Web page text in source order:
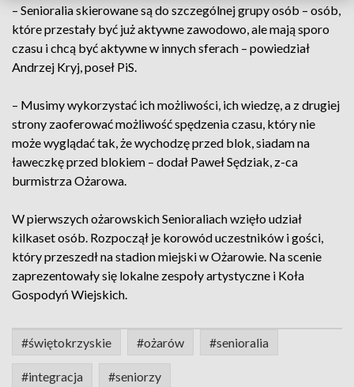
– Senioralia skierowane są do szczególnej grupy osób – osób,
które przestały być już aktywne zawodowo, ale mają sporo
czasu i chcą być aktywne w innych sferach – powiedział
Andrzej Kryj, poseł PiS.
– Musimy wykorzystać ich możliwości, ich wiedzę, a z drugiej
strony zaoferować możliwość spędzenia czasu, który nie
może wyglądać tak, że wychodzę przed blok, siadam na
ławeczkę przed blokiem – dodał Paweł Sędziak, z-ca
burmistrza Ożarowa.
W pierwszych ożarowskich Senioraliach wzięło udział
kilkaset osób. Rozpoczął je korowód uczestników i gości,
który przeszedł na stadion miejski w Ożarowie. Na scenie
zaprezentowały się lokalne zespoły artystyczne i Koła
Gospodyń Wiejskich.
#świętokrzyskie #ożarów #senioralia
#integracja #seniorzy